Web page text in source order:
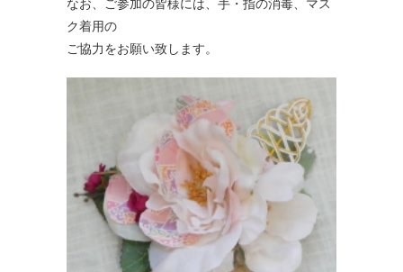
ク着用の
ご協力をお願い致します。